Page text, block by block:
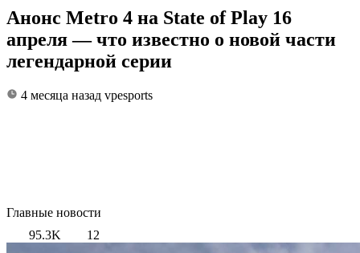
Анонс Metro 4 на State of Play 16
апреля — что известно о новой части
легендарной серии
4 месяца назад vpesports
Главные новости
95.3K
12